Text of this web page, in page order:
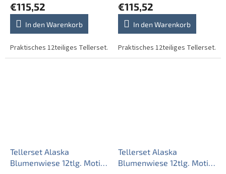
€115,52
In den Warenkorb
Praktisches 12teiliges Tellerset.
€115,52
In den Warenkorb
Praktisches 12teiliges Tellerset.
Tellerset Alaska
Blumenwiese 12tlg. Motiv
Tellerset Alaska
Blumenwiese 12tlg. Motiv